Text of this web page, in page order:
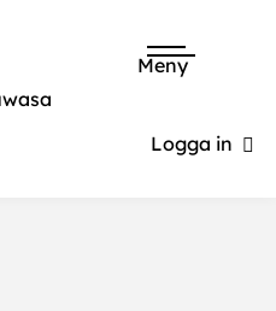
Meny
Logga in